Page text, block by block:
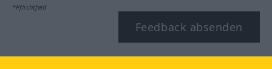
*Pflichtfeld
Feedback absenden